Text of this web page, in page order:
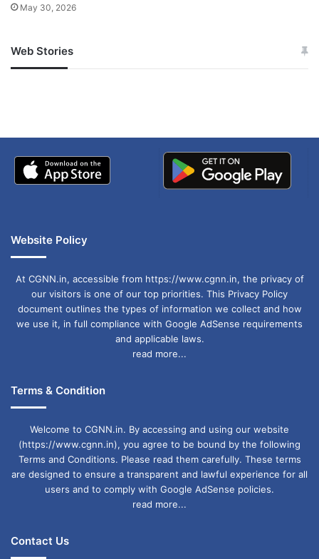
Crops destroyed Delhi-NCR flood
Gurugram waterlogging
Noida sectors submerged
Punjab flood 43 deaths
Yamuna river above danger mark
अजमेर बोराज झील टूटी गुरुग्राम जलभराव
May 30, 2026
Web Stories
जम्मू-कश्मीर में बारिश से
अपडेट
खाई में धक्का… आरोपियों ने
Website Policy
At CGNN.in, accessible from https://www.cgnn.in, the privacy of
our visitors is one of our top priorities. This Privacy Policy
document outlines the types of information we collect and how
we use it, in full compliance with Google AdSense requirements
and applicable laws.
read more...
Terms & Condition
Welcome to CGNN.in. By accessing and using our website
(https://www.cgnn.in), you agree to be bound by the following
Terms and Conditions. Please read them carefully. These terms
are designed to ensure a transparent and lawful experience for all
users and to comply with Google AdSense policies.
read more...
Contact Us